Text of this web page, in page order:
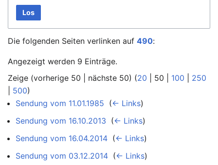
Los
Die folgenden Seiten verlinken auf 490:
Angezeigt werden 9 Einträge.
Zeige (vorherige 50 nächste 50) (20 50 100
250
500)
Sendung vom 11.01.1985 (← Links)
Sendung vom 16.10.2013 (← Links)
Sendung vom 16.04.2014 (← Links)
Sendung vom 03.12.2014 (← Links)